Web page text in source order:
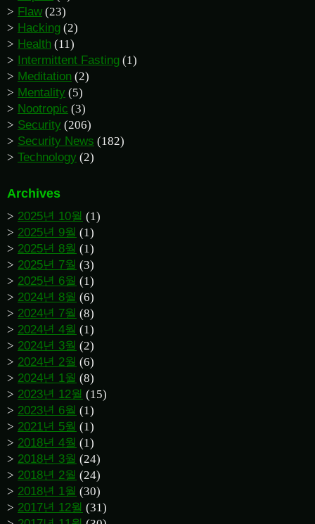
Flaw (23)
Hacking (2)
Health (11)
Intermittent Fasting (1)
Meditation (2)
Mentality (5)
Nootropic (3)
Security (206)
Security News (182)
Technology (2)
Archives
2025년 10월 (1)
2025년 9월 (1)
2025년 8월 (1)
2025년 7월 (3)
2025년 6월 (1)
2024년 8월 (6)
2024년 7월 (8)
2024년 4월 (1)
2024년 3월 (2)
2024년 2월 (6)
2024년 1월 (8)
2023년 12월 (15)
2023년 6월 (1)
2021년 5월 (1)
2018년 4월 (1)
2018년 3월 (24)
2018년 2월 (24)
2018년 1월 (30)
2017년 12월 (31)